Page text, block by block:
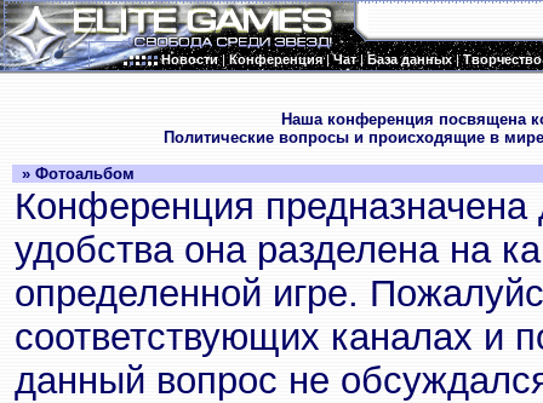
Новости|Конференция|Чат|База данных|Творчество
Наша конференция посвящена
Политические вопросы и происходящие в
» Фотоальбом
Конференция
удобства она разделена на
определенной игре.
соответствующих каналах и
данный вопрос не